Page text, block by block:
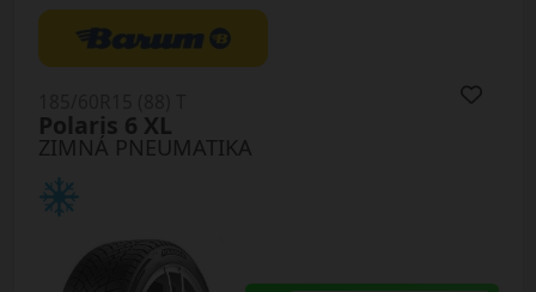
ZIMNÁ PNEUMATIKA
Polaris 6 XL